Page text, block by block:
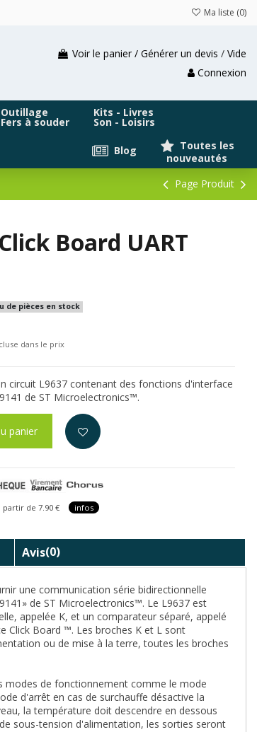
Ma liste (0)
Voir le panier / Générer un devis / Vide
Connexion
Outillage
Fers à souder
Kits - Livres
Son - Loisirs
Toutes les
nouveautés
Blog
Page Produit
Board UART
de pièces en stock
dans le prix
circuit L9637 contenant des fonctions d'interface
de ST Microelectronics™.
panier
de 7.90 € infos
Avis(0)
une communication série bidirectionnelle
de ST Microelectronics™. Le L9637 est
appelée K, et un comparateur séparé, appelé
Click Board ™. Les broches K et L sont
ou de mise à la terre, toutes les broches
modes de fonctionnement comme le mode
d'arrêt en cas de surchauffe désactive la
la température doit descendre en dessous
sous-tension d'alimentation, les sorties seront